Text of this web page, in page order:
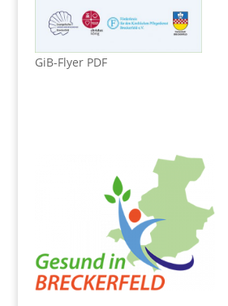
GiB-Flyer PDF